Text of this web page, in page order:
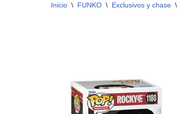
Inicio \ FUNKO \ Exclusivos y chase \